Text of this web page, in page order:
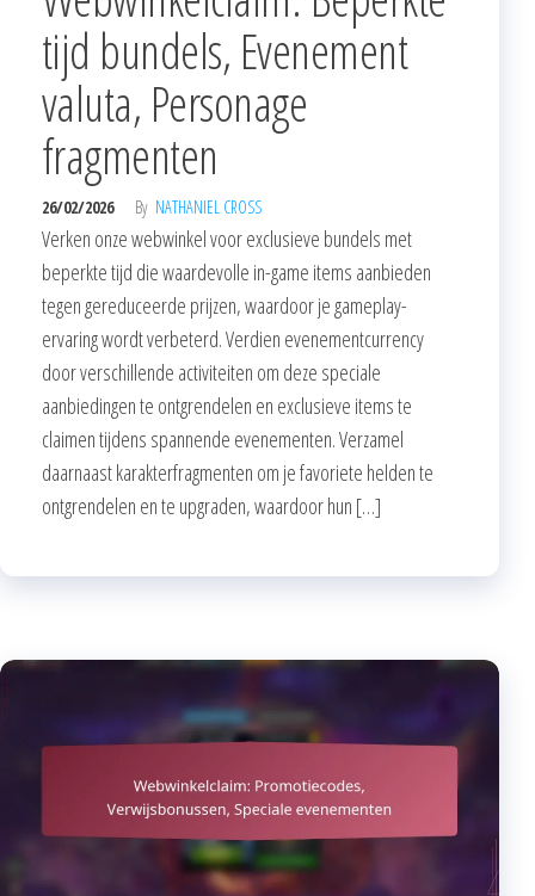
tijd bundels, Evenement
valuta, Personage
fragmenten
26/02/2026 By NATHANIEL CROSS
Verken onze webwinkel voor exclusieve bundels met
beperkte tijd die waardevolle in-game items aanbieden
tegen gereduceerde prijzen, waardoor je gameplay-
ervaring wordt verbeterd. Verdien evenementcurrency
door verschillende activiteiten om deze speciale
aanbiedingen te ontgrendelen en exclusieve items te
claimen tijdens spannende evenementen. Verzamel
daarnaast karakterfragmenten om je favoriete helden te
ontgrendelen en te upgraden, waardoor hun […]